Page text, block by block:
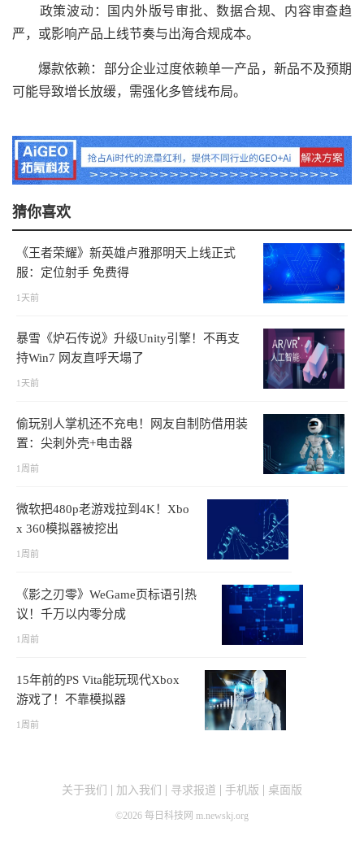
政策波动：国内外版号审批、数据合规、内容审查趋
严，或影响产品上线节奏与出海合规成本。
爆款依赖：部分企业过度依赖单一产品，新品不及预期
可能导致增长放缓，需强化多管线布局。
猜你喜欢
《王者荣耀》新英雄卢雅那明天上线正式
服：定位射手 免费得
1天前
暴雪《炉石传说》升级Unity引擎！不再支
持Win7 网友直呼天塌了
1天前
偷玩别人掌机还不充电！网友自制防借用装
置：尖刺外壳+电击器
1周前
微软把480p老游戏拉到4K！Xbo
x 360模拟器被挖出
1周前
《影之刃零》WeGame页标语引热
议！千万以内零分成
1周前
15年前的PS Vita能玩现代Xbox
游戏了！不靠模拟器
1周前
关于我们 加入我们 寻求报道 手机版 桌面版
©2026 每日科技网 m.newskj.org